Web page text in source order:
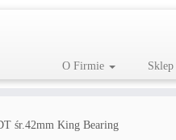
O Firmie Sklep
śr.42mm King Bearing